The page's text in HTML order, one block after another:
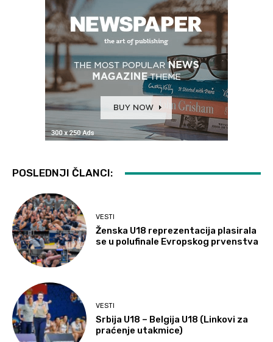
POSLEDNJI ČLANCI:
VESTI
Ženska U18 reprezentacija plasirala
se u polufinale Evropskog prvenstva
VESTI
Srbija U18 – Belgija U18 (Linkovi za
praćenje utakmice)